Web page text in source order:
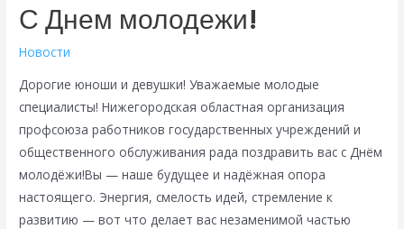
С Днем молодежи!
Новости
Дорогие юноши и девушки! Уважаемые молодые
специалисты! Нижегородская областная организация
профсоюза работников государственных учреждений и
общественного обслуживания рада поздравить вас с Днём
молодёжи!Вы — наше будущее и надёжная опора
настоящего. Энергия, смелость идей, стремление к
развитию — вот что делает вас незаменимой частью